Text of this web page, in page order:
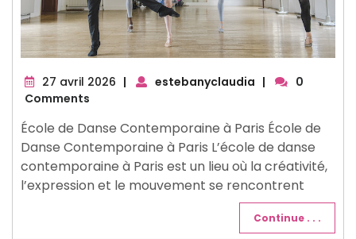
27 avril 2026 27
| estebanyclaudia |
0
Comments
École de Danse Contemporaine à Paris École de
Danse Contemporaine à Paris L’école de danse
contemporaine à Paris est un lieu où la créativité,
l’expression et le mouvement se rencontrent
Continue . . .